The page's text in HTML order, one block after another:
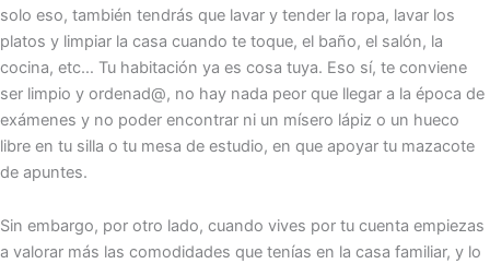
solo eso, también tendrás que lavar y tender la ropa, lavar los
platos y limpiar la casa cuando te toque, el baño, el salón, la
cocina, etc… Tu habitación ya es cosa tuya. Eso sí, te conviene
ser limpio y ordenad@, no hay nada peor que llegar a la época de
exámenes y no poder encontrar ni un mísero lápiz o un hueco
libre en tu silla o tu mesa de estudio, en que apoyar tu mazacote
de apuntes.
Sin embargo, por otro lado, cuando vives por tu cuenta empiezas
a valorar más las comodidades que tenías en la casa familiar, y lo